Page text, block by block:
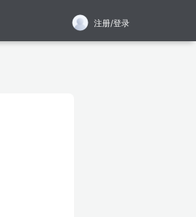
注册/登录